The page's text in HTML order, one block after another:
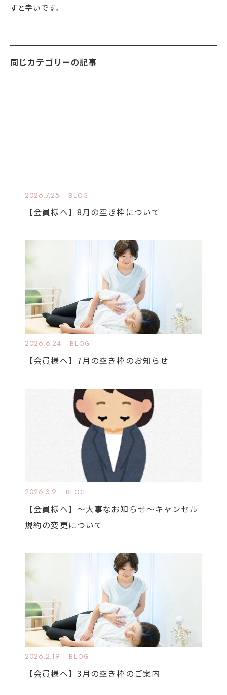
すと幸いです。
同じカテゴリーの記事
2026.7.25 BLOG
【会員様へ】8月の空き枠について
2026.6.24 BLOG
【会員様へ】7月の空き枠のお知らせ
2026.3.9 BLOG
【会員様へ】〜大事なお知らせ〜キャンセル
規約の変更について
2026.2.19 BLOG
【会員様へ】3月の空き枠のご案内